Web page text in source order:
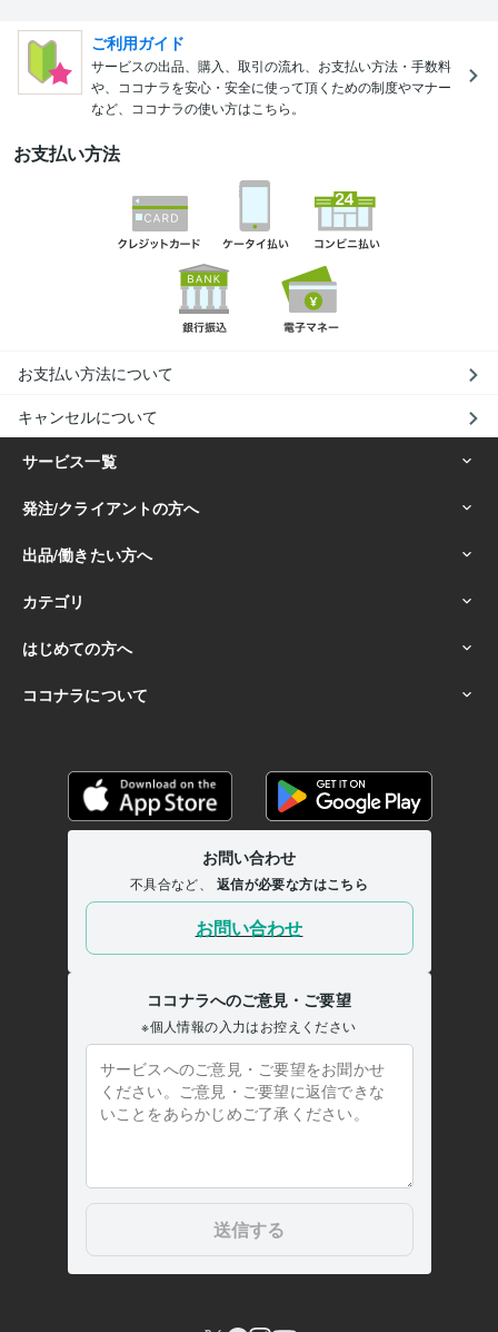
ご利用ガイド
サービスの出品、購入、取引の流れ、お支払い方法・手数料
や、ココナラを安心・安全に使って頂くための制度やマナー
など、ココナラの使い方はこちら。
お支払い方法
お支払い方法について
キャンセルについて